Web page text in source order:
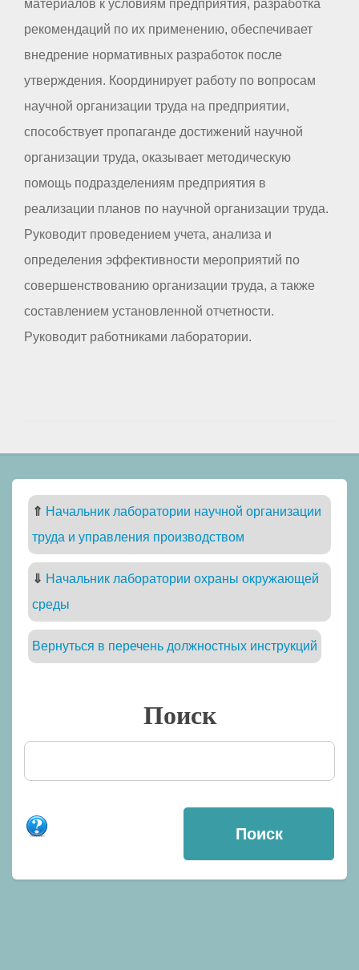
материалов к условиям предприятия, разработка
рекомендаций по их применению, обеспечивает
внедрение нормативных разработок после
утверждения. Координирует работу по вопросам
научной организации труда на предприятии,
способствует пропаганде достижений научной
организации труда, оказывает методическую
помощь подразделениям предприятия в
реализации планов по научной организации труда.
Руководит проведением учета, анализа и
определения эффективности мероприятий по
совершенствованию организации труда, а также
составлением установленной отчетности.
Руководит работниками лаборатории.
⇑ Начальник лаборатории научной организации
труда и управления производством
⇓ Начальник лаборатории охраны окружающей
среды
Вернуться в перечень должностных инструкций
Поиск